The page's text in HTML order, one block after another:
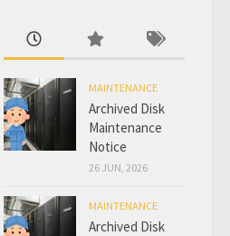
MAINTENANCE
Archived Disk
Maintenance
Notice
26 JUN, 2026
MAINTENANCE
Archived Disk